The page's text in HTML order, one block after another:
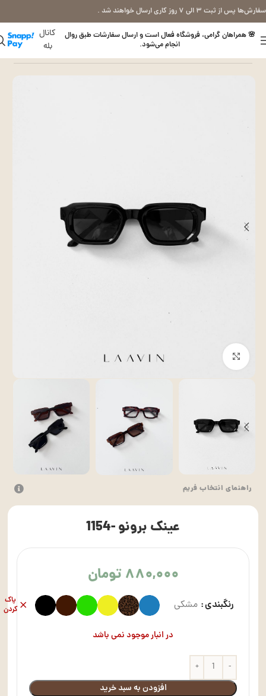
سفارش‌ها پس از ثبت ۳ الی ۷ روز کاری ارسال خواهند شد .
🌸 همراهان گرامی، فروشگاه فعال است و ارسال سفارشات طبق روال
انجام می‌شود.
کانال
بله
خانه عینک بلوکات (طبی)
بزرگنمایی تصویر
راهنمای انتخاب فریم
عینک برونو -1154
۸۸۰,۰۰۰ تومان
رنگبندی مشکی
پاک
کردن
در انبار موجود نمی باشد
افزودن به سبد خرید